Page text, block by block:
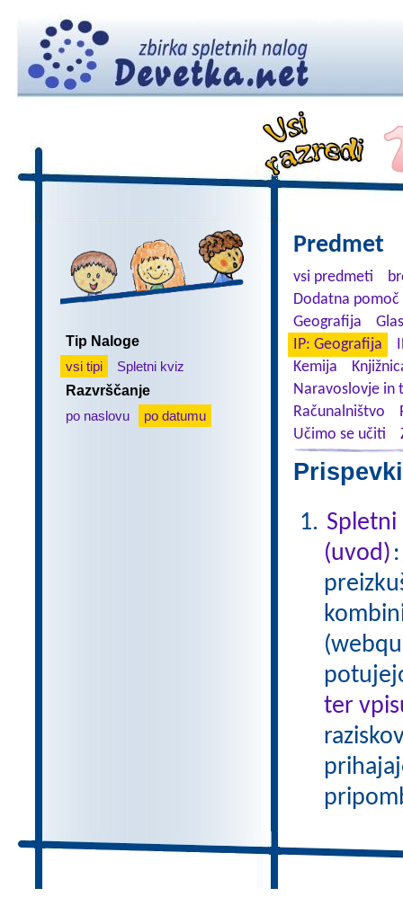
Tip Naloge
vsi tipi
Spletni kviz
Razvrščanje
po naslovu
po datumu
Predmet
vsi predmeti
Dodatna
Geografija
IP: Geografija
Kemija
Naravoslovje in
Računalništvo
Učimo se učiti
(uvod)
ter